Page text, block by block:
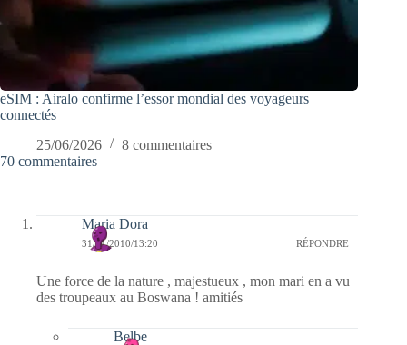
eSIM : Airalo confirme l’essor mondial des voyageurs
connectés
25/06/2026
8 commentaires
70 commentaires
Maria Dora
31/01/2010/13:20 RÉPONDRE
Une force de la nature , majestueux , mon mari en a vu
des troupeaux au Boswana ! amitiés
Belbe